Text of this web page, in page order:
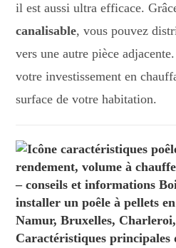
il est aussi ultra efficace.
canalisable, vous pouvez
vers une autre pièce
votre investissement en
surface de votre habitation.
Caractéristiques principales